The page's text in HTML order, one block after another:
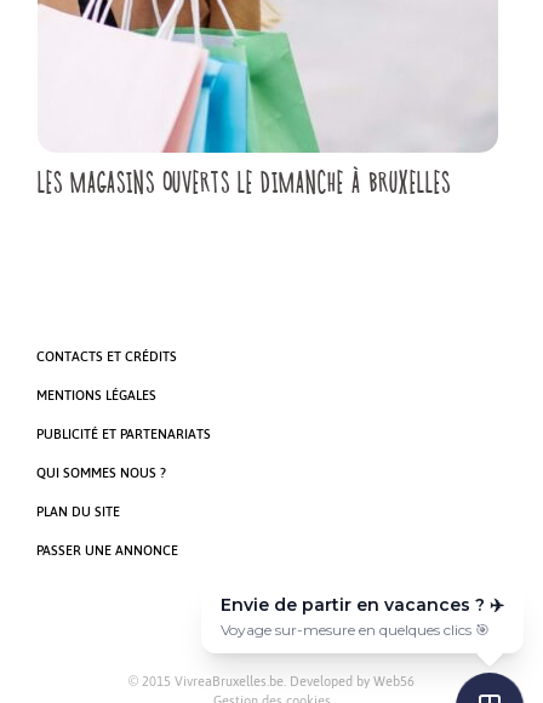
LES MAGASINS OUVERTS LE DIMANCHE À BRUXELLES
CONTACTS ET CRÉDITS
MENTIONS LÉGALES
PUBLICITÉ ET PARTENARIATS
QUI SOMMES NOUS ?
PLAN DU SITE
PASSER UNE ANNONCE
© 2015 VivreaBruxelles.be. Developed by Web56
Envie de partir en vacances ? ✈️
Voyage sur-mesure en quelques clics 🎯